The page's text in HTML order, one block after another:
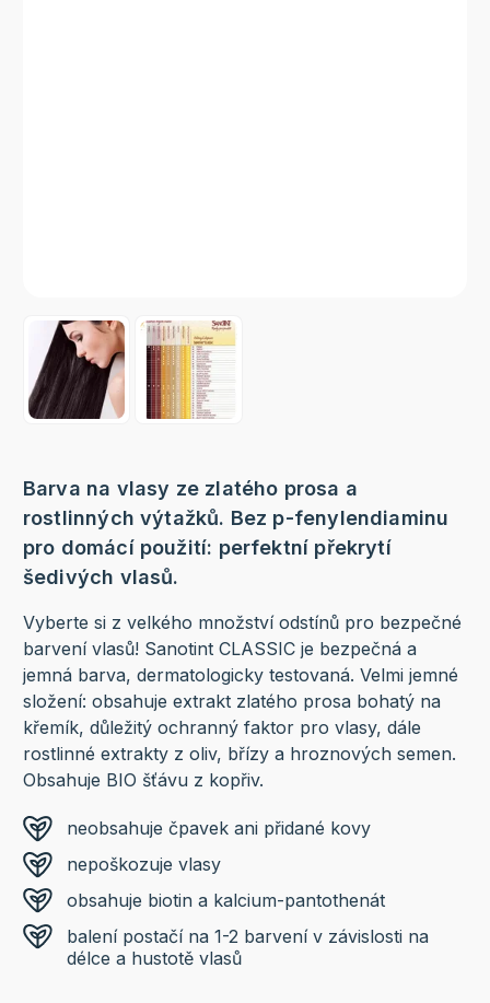
Barva na vlasy ze zlatého prosa a
rostlinných výtažků. Bez p-fenylendiaminu
pro domácí použití: perfektní překrytí
šedivých vlasů.
Vyberte si z velkého množství odstínů pro bezpečné
barvení vlasů! Sanotint CLASSIC je bezpečná a
jemná barva, dermatologicky testovaná. Velmi jemné
složení: obsahuje extrakt zlatého prosa bohatý na
křemík, důležitý ochranný faktor pro vlasy, dále
rostlinné extrakty z oliv, břízy a hroznových semen.
Obsahuje BIO šťávu z kopřiv.
neobsahuje čpavek ani přidané kovy
nepoškozuje vlasy
obsahuje biotin a kalcium-pantothenát
balení postačí na 1-2 barvení v závislosti na
délce a hustotě vlasů